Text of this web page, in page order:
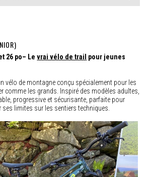
26 po– Levrai vélo de trail pour jeunes
vélo de montagne conçu spécialement pour les
comme les grands. Inspiré des modèles adultes,
progressive et sécurisante, parfaite pour
limites sur les sentiers techniques.